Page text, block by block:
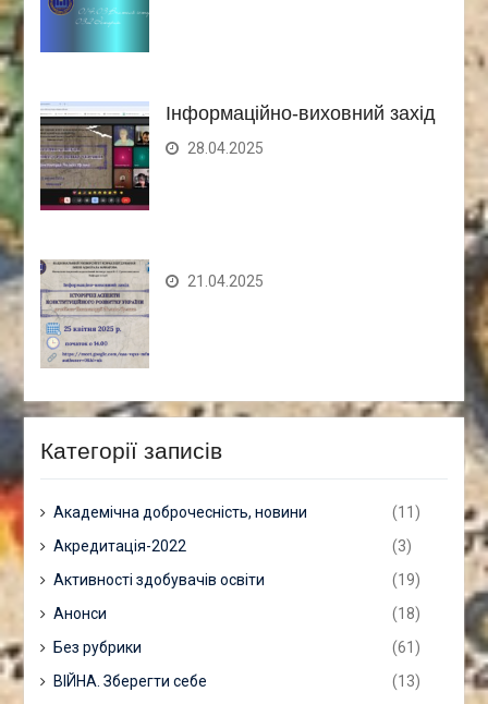
Інформаційно-виховний захід
28.04.2025
21.04.2025
Категорії записів
Академічна доброчесність, новини
(11)
Акредитація-2022
(3)
Активності здобувачів освіти
(19)
Анонси
(18)
Без рубрики
(61)
ВІЙНА. Зберегти себе
(13)